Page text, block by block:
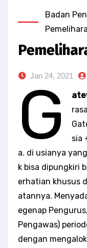
Badan
Jan 24, 2021
G
sia
a. di usianya
k bisa dipungkiri
erhatian khusus
atannya.
egenap
Pengawas)
dengan